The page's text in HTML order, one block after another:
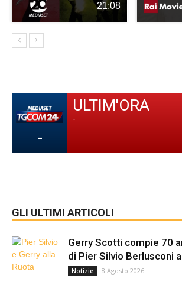
21:08
-
ULTIM'ORA
-
GLI ULTIMI ARTICOLI
Gerry Scotti compie 70
di Pier Silvio Berlusconi
Notizie 8 Agosto 2026